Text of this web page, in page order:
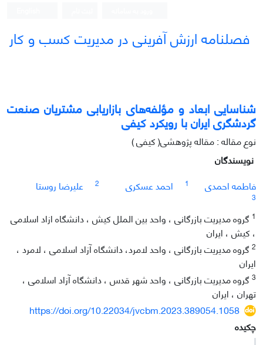
فصلنامه ارزش آفرینی در مدیریت کسب و کار
شناسایی ابعاد و مؤلفه‌های بازاریابی مشتریان صنعت
گردشگری ایران با رویکرد کیفی
نوع مقاله : مقاله پژوهشی( کیفی )
نویسندگان
فاطمه احمدی
1 احمد عسکری 2 علیرضا روستا
3
1 گروه مدیریت بازرگانی ، واحد بین الملل کیش ، دانشگاه ازاد اسلامی
، کیش ، ایران
2 گروه مدیریت بازرگانی ، واحد لامرد، دانشگاه آزاد اسلامی ، لامرد ،
ایران
3 گروه مدیریت بازرگانی ، واحد شهر قدس ، دانشگاه آزاد اسلامی ،
تهران ، ایران
https://doi.org/10.22034/jvcbm.2023.389054.1058
چکیده